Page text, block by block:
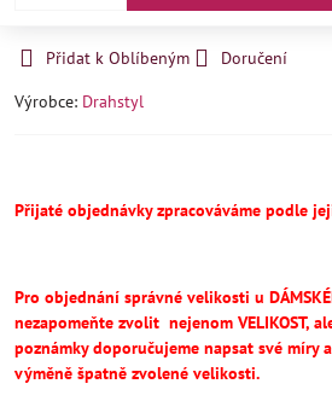
Přidat k Oblíbeným
Doručení
Výrobce: Drahstyl
Přijaté objednávky zpracováváme podle
Pro objednání správné velikosti u
nezapomeňte zvolit nejenom VELIKOST,
poznámky doporučujeme napsat své míry
výměně špatně zvolené velikosti.